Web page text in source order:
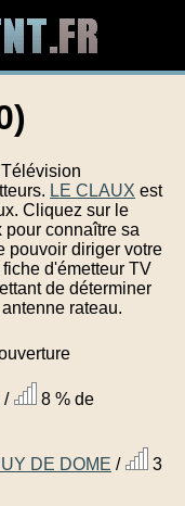
LE CLAUX est
Cliquez sur le
pour connaître sa
pouvoir diriger votre
d'émetteur TV
de déterminer
rateau.
/
8 % de
DE DOME /
3